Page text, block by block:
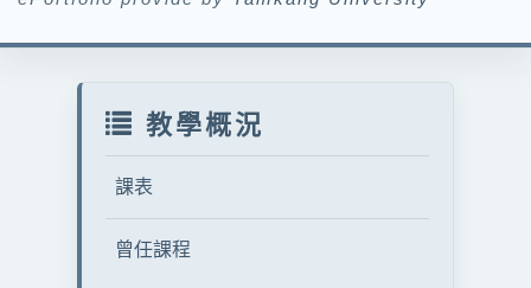
教學概況
課表
曾任課程